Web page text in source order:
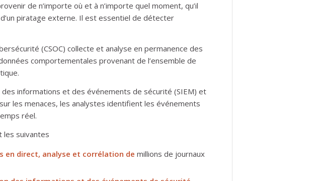
de n’importe où et à n’importe quel moment, qu’il
d’un piratage externe. Il est essentiel de détecter
(CSOC) collecte et analyse en permanence des
comportementales provenant de l’ensemble de
informations et des événements de sécurité (SIEM) et
les menaces, les analystes identifient les événements
réel.
les suivantes
en direct, analyse et corrélation de millions de journaux